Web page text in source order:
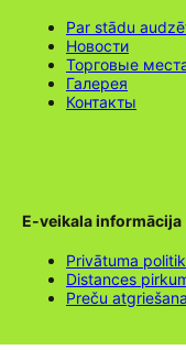
Par stādu
Новости
Торговые
Галерея
Контакты
E-veikala informācija
Privātuma
Distances
Preču